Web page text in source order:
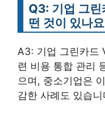
Q3: 기업 그
떤 것이 있나
A3: 기업 그린카드
련 비용 통합 관리
으며, 중소기업은
감한 사례도 있습니